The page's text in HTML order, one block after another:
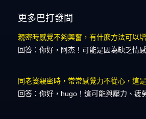
更多巴打發問
親密時感覺不夠興奮，有什麼方法可以
回答：你好，阿杰！可能是因為缺乏情
同老婆親密時，常常感覺力不從心，這
回答：你好，hugo！這可能與壓力、疲